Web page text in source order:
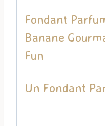
Fondant
Banane
Fun
Un Fondant